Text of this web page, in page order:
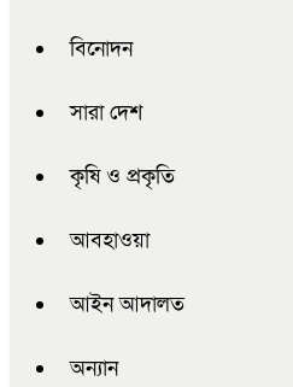
বিনোদন
সারা দেশ
কৃষি ও প্রকৃতি
আবহাওয়া
আইন আদালত
অন্যান